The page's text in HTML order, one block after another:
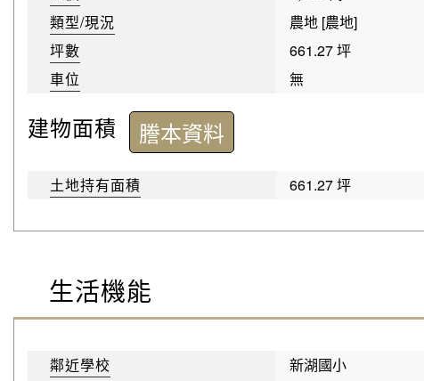
類型/現況
農地 [農地]
坪數
661.27 坪
車位
無
建物面積 謄本資料
土地持有面積 661.27 坪
生活機能
鄰近學校 新湖國小